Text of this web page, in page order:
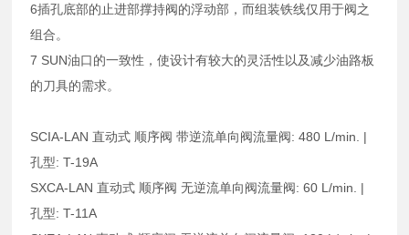
6插孔底部的止进部撑持阀的浮动部，而组装铁线仅用于阀之
组合。
7 SUN油口的一致性，使设计有较大的灵活性以及减少油路板
的刀具的需求。
SCIA-LAN 直动式 顺序阀 带逆流单向阀流量阀: 480 L/min. |
孔型: T-19A
SXCA-LAN 直动式 顺序阀 无逆流单向阀流量阀: 60 L/min. |
孔型: T-11A